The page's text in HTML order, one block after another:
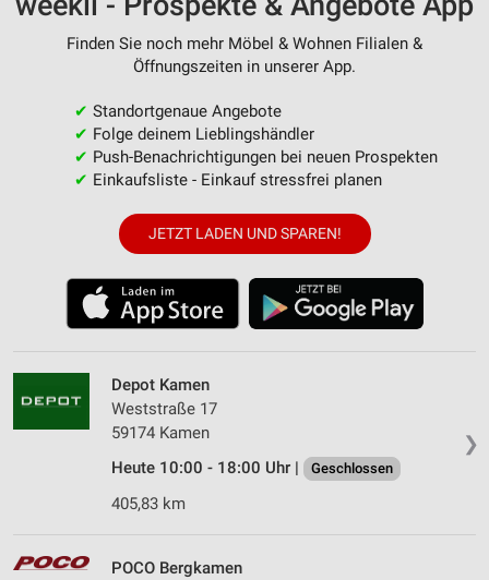
Finden Sie noch mehr Möbel & Wohnen Filialen &
Öffnungszeiten in unserer App.
✔ Standortgenaue Angebote
✔ Folge deinem Lieblingshändler
✔ Push-Benachrichtigungen bei neuen Prospekten
✔ Einkaufsliste - Einkauf stressfrei planen
JETZT LADEN UND SPAREN!
❯
Depot Kamen
Weststraße 17
59174 Kamen
Heute 10:00 - 18:00 Uhr |
Geschlossen
405,83 km
POCO Bergkamen